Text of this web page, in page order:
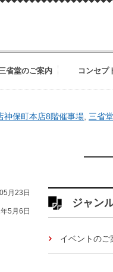
省堂のご案内 コンセプ
神保町本店8階催事場 三省
月23日
5月6日
ジャン
イベントのご